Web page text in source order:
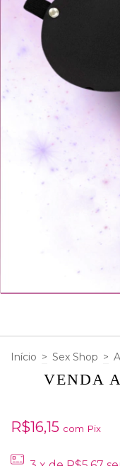
Início > Sex Shop >
VENDA
R$16,15 com Pix